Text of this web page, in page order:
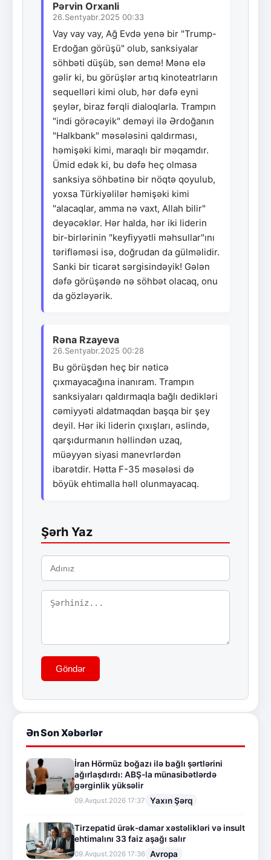
Pərvin Orxanli
26.Sentyabr.2025 00:33
Vay vay vay, Ağ Evdə yenə bir "Trump-
Erdoğan görüşü" olub, sanksiyalar
söhbəti düşüb, sən demə! Mənə elə
gəlir ki, bu görüşlər artıq kinoteatrların
sequelləri kimi olub, hər dəfə eyni
şeylər, biraz fərqli dialoqlarla. Trampın
"indi görəcəyik" deməyi ilə Ərdoğanın
"Halkbank" məsələsini qaldırması,
həmişəki kimi, maraqlı bir məqamdır.
Ümid edək ki, bu dəfə heç olmasa
sanksiya söhbətinə bir nöqtə qoyulub,
yoxsa Türkiyəlilər həmişəki kimi
"alacaqlar, amma nə vaxt, Allah bilir"
deyəcəklər. Hər halda, hər iki liderin
bir-birlərinin "keyfiyyətli məhsullar"ını
tərifləməsi isə, doğrudan da gülməlidir.
Sanki bir ticarət sərgisindəyik! Gələn
dəfə görüşəndə nə söhbət olacaq, onu
da gözləyərik.
Rəna Rzayeva
26.Sentyabr.2025 00:28
Bu görüşdən heç bir nəticə
çıxmayacağına inanıram. Trampın
sanksiyaları qaldırmaqla bağlı dedikləri
cəmiyyəti aldatmaqdan başqa bir şey
deyil. Hər iki liderin çıxışları, əslində,
qarşıdurmanın həllindən uzaq,
müəyyən siyasi manevrlərdən
ibarətdir. Hətta F-35 məsələsi də
böyük ehtimalla həll olunmayacaq.
Şərh Yaz
Göndər
Ən Son Xəbərlər
İran Hörmüz boğazı ilə bağlı şərtlərini
ağırlaşdırdı: ABŞ-la münasibətlərdə
gərginlik yüksəlir
09.Avqust.2026 17:37 Yaxın Şərq
Tirzepatid ürək-damar xəstəlikləri və insult
ehtimalını 33 faiz aşağı salır
09.Avqust.2026 17:36 Avropa